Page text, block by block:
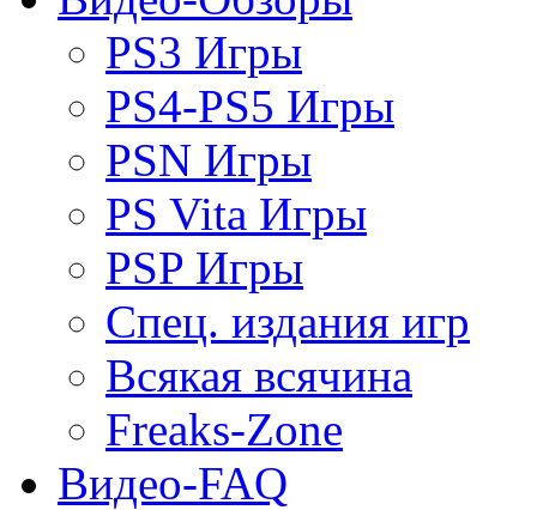
PS3 Игры
PS4-PS5 Игры
PSN Игры
PS Vita Игры
PSP Игры
Спец. издания игр
Всякая всячина
Freaks-Zone
Видео-FAQ